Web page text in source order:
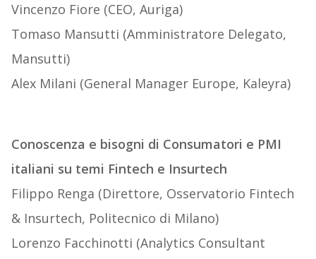
Vincenzo Fiore (CEO, Auriga)
Tomaso Mansutti (Amministratore Delegato,
Mansutti)
Alex Milani (General Manager Europe, Kaleyra)
Conoscenza e bisogni di Consumatori e PMI
italiani su temi Fintech e Insurtech
Filippo Renga (Direttore, Osservatorio Fintech
& Insurtech, Politecnico di Milano)
Lorenzo Facchinotti (Analytics Consultant